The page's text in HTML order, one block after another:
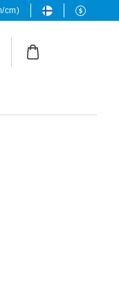
cm)